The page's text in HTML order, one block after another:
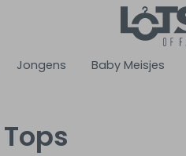
Jongens Baby Meisjes